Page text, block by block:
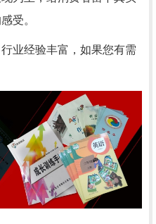
受。
业经验丰富，如果您有需